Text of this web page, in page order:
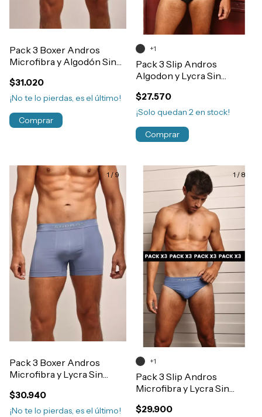
Pack 3 Boxer Andros
Microfibra y Algodón Sin
$31.020
¡No te lo pierdas, es el último!
Comprar
Pack 3 Slip Andros
Algodon y Lycra Sin
$27.570
¡Solo quedan 2en stock!
+1
Comprar
1 / 9
Pack 3 Boxer Andros
Microfibra y Lycra Sin
Art.5090
$30.940
¡No te lo pierdas, es el último!
1 / 8
Pack 3 Slip Andros
Microfibra y Lycra Sin
$29.900
+1